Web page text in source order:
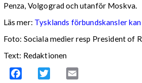
Penza, Volgograd och utanför Moskva.
Läs mer: Tysklands förbundskansler
Foto: Sociala medier resp President of
Text: Redaktionen
Facebook Twitter